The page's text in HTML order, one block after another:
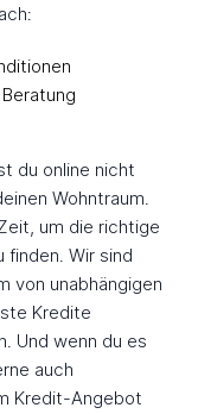
du online nicht
Wohntraum.
um die richtige
finden. Wir sind
von unabhängigen
Kredite
Und wenn du es
auch
Kredit-Angebot